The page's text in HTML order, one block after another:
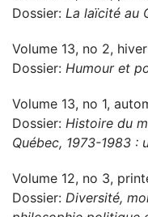
Dossier: La laïcité au
Volume 13, no 2,
Dossier: Humour et
Volume 13, no 1,
Dossier: Histoire du
Québec, 1973-1983 :
Volume 12, no 3,
Dossier: Diversité,